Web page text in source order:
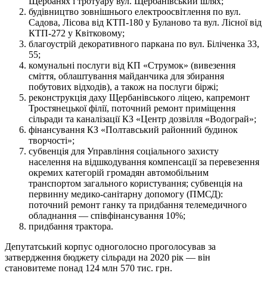
будівництво зовнішнього електроосвітлення по вул.
Садова, Лісова від КТП-180 у Буланово та вул. Лісної від
КТП-272 у Квітковому;
благоустрій декоративного паркана по вул. Біліченка 33,
55;
комунальні послуги від КП «Струмок» (вивезення
сміття, облаштування майданчика для збирання
побутових відходів), а також на послуги біржі;
реконструкція даху Щербанівського ліцею, капремонт
Тростянецької філії, поточний ремонт приміщення
сільради та каналізації КЗ «Центр дозвілля «Водограй»;
фінансування КЗ «Полтавський районний будинок
творчості»;
субвенція для Управління соціального захисту
населення на відшкодування компенсації за перевезення
окремих категорій громадян автомобільним
транспортом загального користування; субвенція на
первинну медико-санітарну допомогу (ПМСД):
поточний ремонт ганку та придбання телемедичного
обладнання — співфінансування 10%;
придбання трактора.
Депутатський корпус одноголосно проголосував за
затвердження бюджету сільради на 2020 рік — він
становитеме понад 124 млн 570 тис. грн.